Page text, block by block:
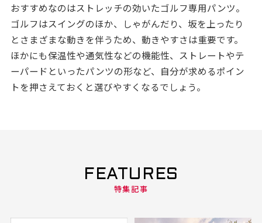
おすすめなのはストレッチの効いたゴルフ専用パンツ。
ゴルフはスイングのほか、しゃがんだり、坂を上ったり
とさまざまな動きを伴うため、動きやすさは重要です。
ほかにも保温性や通気性などの機能性、ストレートやテ
ーパードといったパンツの形など、自分が求めるポイン
トを押さえておくと選びやすくなるでしょう。
FEATURES
特集記事